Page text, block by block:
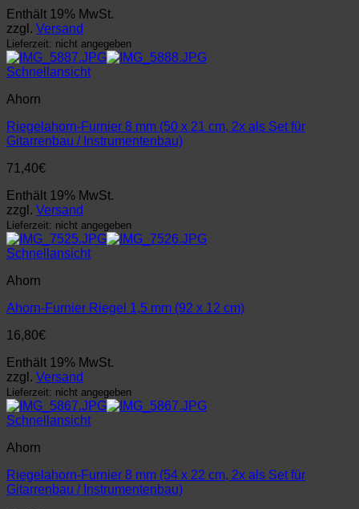
Enthält 19% MwSt.
zzgl. Versand
Lieferzeit: nicht angegeben
Schnellansicht
Ahorn
Riegelahorn-Furnier 8 mm (50 x 21 cm, 2x als Set für
Gitarrenbau / Instrumentenbau)
71,40€
Enthält 19% MwSt.
zzgl. Versand
Lieferzeit: nicht angegeben
Schnellansicht
Ahorn
Ahorn-Furnier Riegel 1,5 mm (92 x 12 cm)
16,80€
Enthält 19% MwSt.
zzgl. Versand
Lieferzeit: nicht angegeben
Schnellansicht
Ahorn
Riegelahorn-Furnier 8 mm (54 x 22 cm, 2x als Set für
Gitarrenbau / Instrumentenbau)